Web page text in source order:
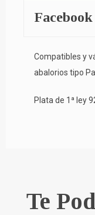
Compatibles y
abalorios tipo
Plata de 1ª ley
Te